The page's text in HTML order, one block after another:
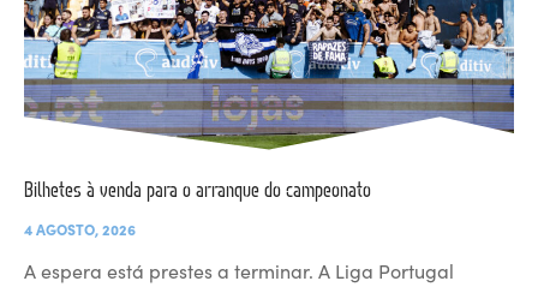
Bilhetes à venda para o arranque do campeonato
4 AGOSTO, 2026
A espera está prestes a terminar. A Liga Portugal